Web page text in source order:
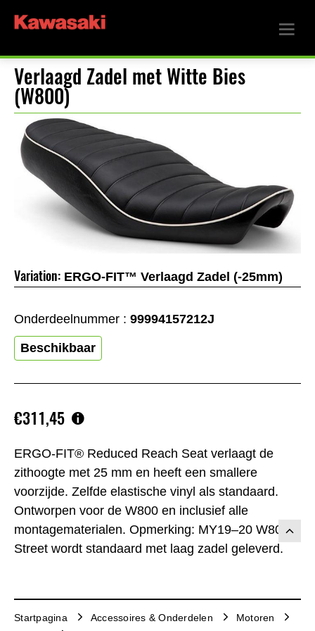
Verlaagd Zadel met Witte Bies
(W800)
ERGO-FIT® Reduced Reach Seat verlaagt de
zithoogte met 25 mm en heeft een smallere
voorzijde. Zelfde elastische vinyl als standaard.
Ontworpen voor de W800 en inclusief alle
montagematerialen. Opmerking: MY19–20 W800
Street wordt standaard met laag zadel geleverd.
€311,45
Variation: ERGO-FIT™ Verlaagd Zadel (-25mm)
Onderdeelnummer : 99994157212J
Beschikbaar
Startpagina Accessoires & Onderdelen
Motoren